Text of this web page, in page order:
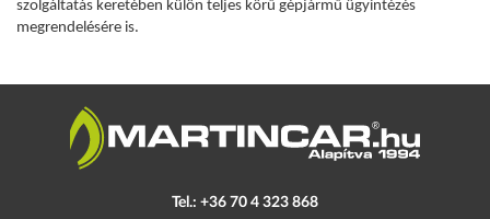
szolgáltatás keretében külön teljes körű gépjármű ügyintézés
megrendelésére is.
Tel.: +36 70 4 323 868